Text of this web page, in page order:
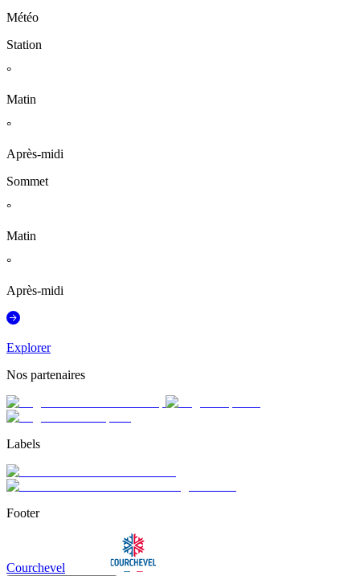
Météo
Station
°
Matin
°
Après-midi
Sommet
°
Matin
°
Après-midi
Explorer
Nos partenaires
Labels
Footer
Courchevel